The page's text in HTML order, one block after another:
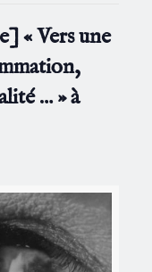
« Vers une
… » à